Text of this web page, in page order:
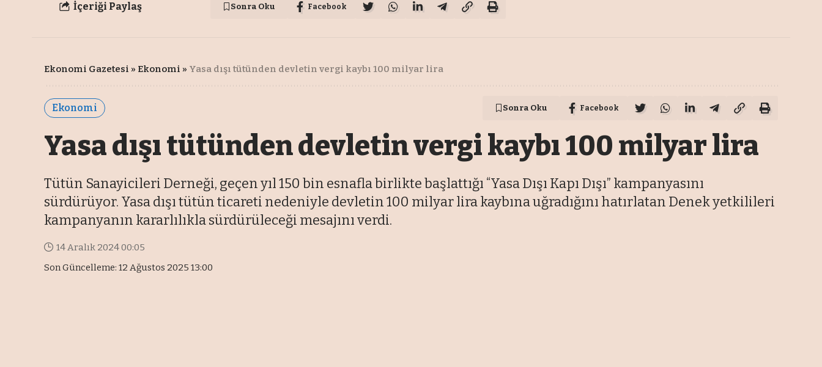
İçeriği Paylaş Sonra Oku Facebook
Ekonomi Gazetesi » Ekonomi » Yasa dışı tütünden devletin vergi kaybı 100 milyar lira
Ekonomi Sonra Oku Facebook
Yasa dışı tütünden devletin vergi kaybı 100 milyar lira
Tütün Sanayicileri Derneği, geçen yıl 150 bin esnafla birlikte başlattığı “Yasa Dışı Kapı Dışı” kampanyasını
sürdürüyor. Yasa dışı tütün ticareti nedeniyle devletin 100 milyar lira kaybına uğradığını hatırlatan Denek yetkilileri
kampanyanın kararlılıkla sürdürüleceği mesajını verdi.
Son Güncelleme: 12 Ağustos 2025 13:00
14 Aralık 2024 00:05